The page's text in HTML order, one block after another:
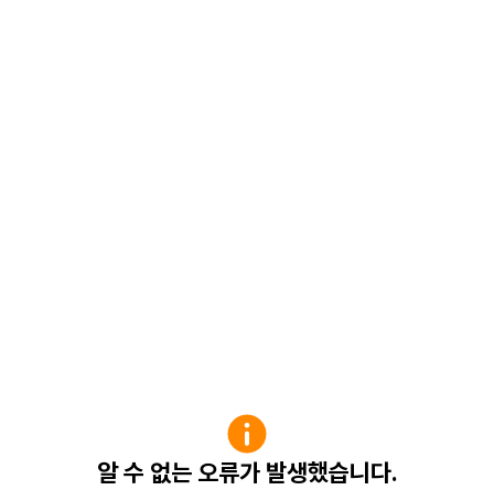
알 수 없는 오류가 발생했습니다.